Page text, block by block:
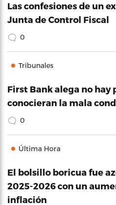
Las confesiones de un
Junta de Control Fiscal
0
Tribunales
First Bank alega no hay
conocieran la mala
0
Última Hora
El bolsillo boricua fue
2025-2026 con un
inflación